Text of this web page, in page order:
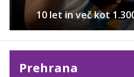
10 let in več kot
Prehrana